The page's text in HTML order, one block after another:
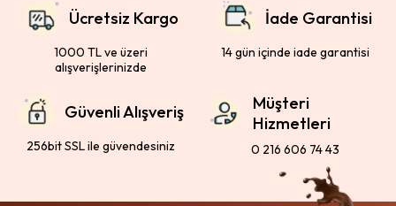
Ücretsiz Kargo
1000 TL ve üzeri
alışverişlerinizde
İade Garantisi
14 gün içinde iade garantisi
Güvenli Alışveriş
256bit SSL ile güvendesiniz
Müşteri
Hizmetleri
0 216 606 74 43